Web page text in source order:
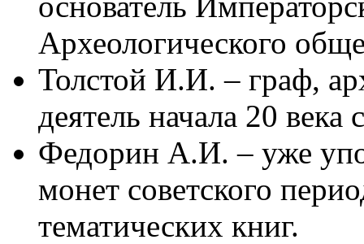
Археологического
Толстой И.И. – граф,
деятель начала 20
Федорин А.И. – уже
монет советского
тематических книг.